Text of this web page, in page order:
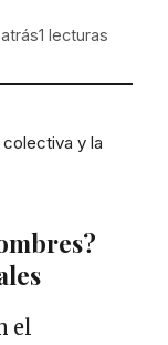
1 lecturas
el